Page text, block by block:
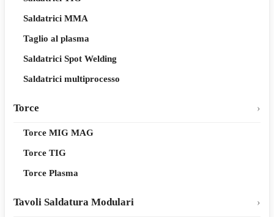
Saldatrici MMA
Taglio al plasma
Saldatrici Spot Welding
Saldatrici multiprocesso
Torce
Torce MIG MAG
Torce TIG
Torce Plasma
Tavoli Saldatura Modulari